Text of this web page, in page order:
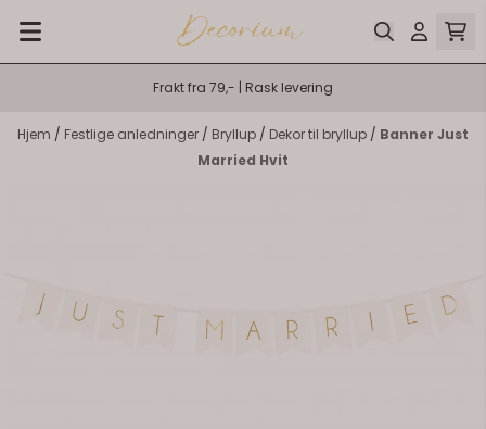
Hopp til innhold
Frakt fra 79,- | Rask levering
Hjem / Festlige anledninger / Bryllup / Dekor til bryllup / Banner Just
Married Hvit